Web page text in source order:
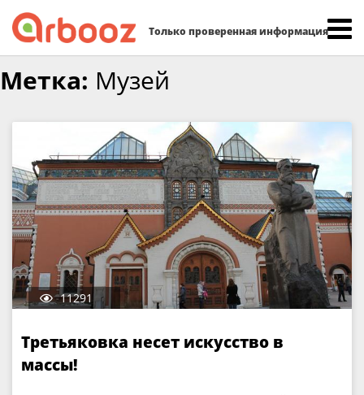
Только проверенная информация
to
Метка: Музей
11291
Третьяковка несет искусство в
массы!
Найти: